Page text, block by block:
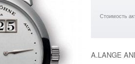
Стоимость
A.LANGE